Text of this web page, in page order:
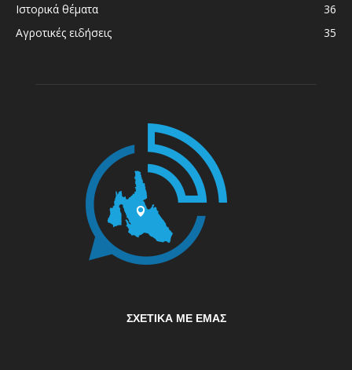
Ιστορικά θέματα
36
Αγροτικές ειδήσεις
35
ΣΧΕΤΙΚΆ ΜΕ ΕΜΆΣ